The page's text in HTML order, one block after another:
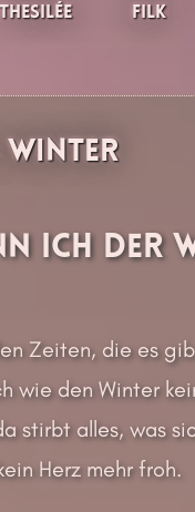
Thesilée Filk
Winter
ich der
Zeiten, die es
wie den Winter
stirbt alles, was
Herz mehr froh.